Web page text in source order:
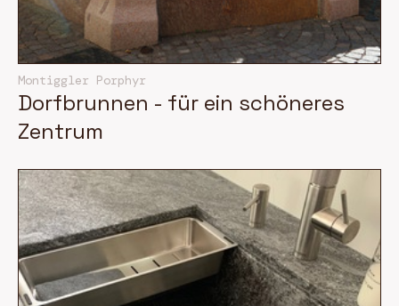
Montiggler Porphyr
Dorfbrunnen - für ein schöneres
Zentrum